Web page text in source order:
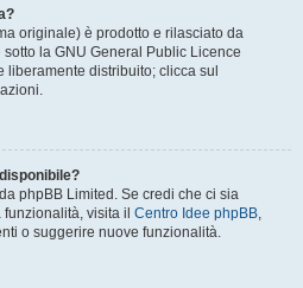
originale) è prodotto e rilasciato da
la GNU General Public Licence
distribuito; clicca sul
phpBB Limited. Se credi che ci sia
visita il Centro Idee phpBB,
o suggerire nuove funzionalità.